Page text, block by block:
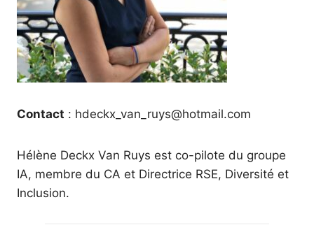
Contact : hdeckx_van_ruys@hotmail.com
Hélène Deckx Van Ruys est co-pilote du groupe
IA, membre du CA et Directrice RSE, Diversité et
Inclusion.